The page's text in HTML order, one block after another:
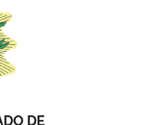
DE